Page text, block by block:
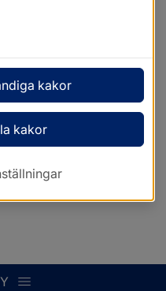
kakor
kakor